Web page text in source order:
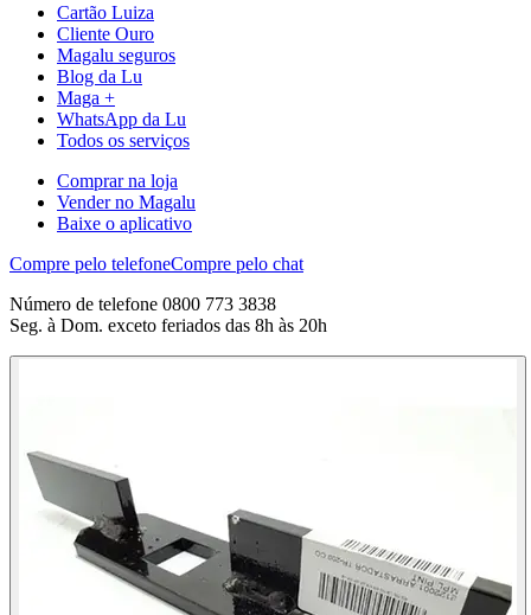
Cartão Luiza
Cliente Ouro
Magalu seguros
Blog da Lu
Maga +
WhatsApp da Lu
Todos os serviços
Comprar na loja
Vender no Magalu
Baixe o aplicativo
Compre pelo telefoneCompre pelo chat
Número de telefone 0800 773 3838
Seg. à Dom. exceto feriados das 8h às 20h